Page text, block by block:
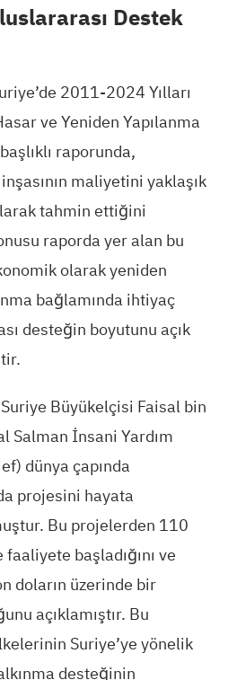
Destek
2011-2024 Yılları
ve Yeniden Yapılanma
raporunda,
maliyetini yaklaşık
tahmin ettiğini
raporda yer alan bu
olarak yeniden
bağlamında ihtiyaç
desteğin boyutunu açık
Büyükelçisi Faisal bin
Salman İnsani Yardım
dünya çapında
projesini hayata
Bu projelerden 110
başladığını ve
doların üzerinde bir
açıklamıştır. Bu
Suriye’ye yönelik
desteğinin